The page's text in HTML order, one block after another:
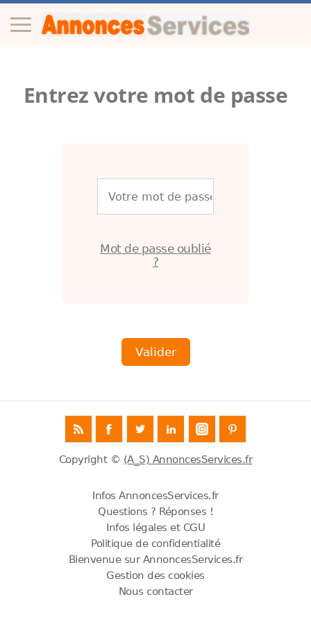
Entrez votre mot de passe
Mot de passe oublié
?
Copyright © (A_S) AnnoncesServices.fr
Infos AnnoncesServices.fr
Questions ? Réponses !
Infos légales et CGU
Politique de confidentialité
Bienvenue sur AnnoncesServices.fr
Gestion des cookies
Nous contacter